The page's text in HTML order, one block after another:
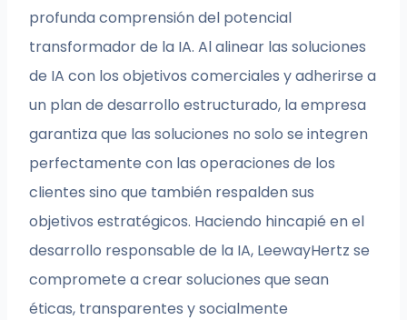
profunda comprensión del potencial
transformador de la IA. Al alinear las soluciones
de IA con los objetivos comerciales y adherirse a
un plan de desarrollo estructurado, la empresa
garantiza que las soluciones no solo se integren
perfectamente con las operaciones de los
clientes sino que también respalden sus
objetivos estratégicos. Haciendo hincapié en el
desarrollo responsable de la IA, LeewayHertz se
compromete a crear soluciones que sean
éticas, transparentes y socialmente